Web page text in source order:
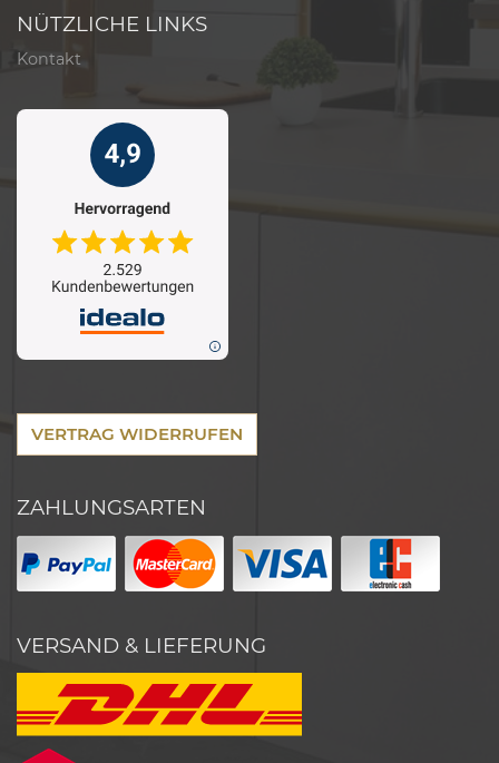
NÜTZLICHE LINKS
Kontakt
VERTRAG WIDERRUFEN
ZAHLUNGSARTEN
VERSAND & LIEFERUNG